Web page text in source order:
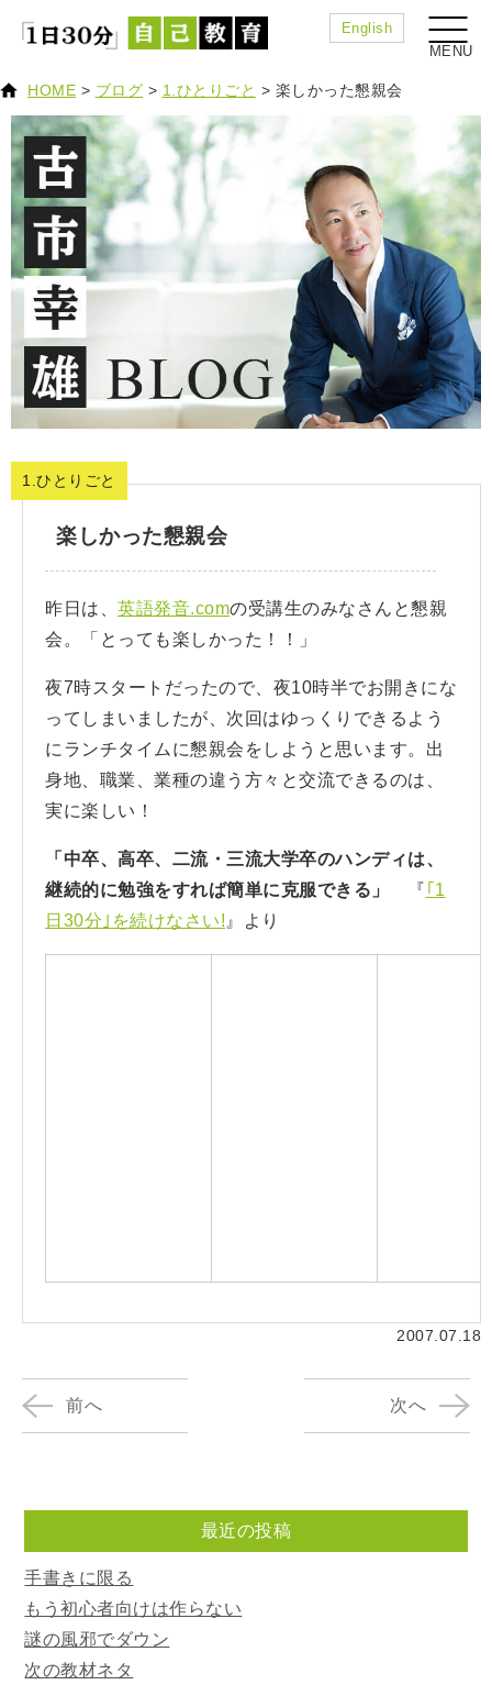
English
HOME > ブログ > 1.ひとりごと > 楽しかった懇親会
1.ひとりごと
楽しかった懇親会
昨日は、 英語発音.comの受講生のみなさんと懇親
会。「とっても楽しかった！！」
夜7時スタートだったので、夜10時半でお開きにな
ってしまいましたが、次回はゆっくりできるよう
にランチタイムに懇親会をしようと思います。出
身地、職業、業種の違う方々と交流できるのは、
実に楽しい！
「中卒、高卒、二流・三流大学卒のハンディは、
継続的に勉強をすれば簡単に克服できる」
『 ｢1
日30分｣を続けなさい! 』より
2007.07.18
前へ 次へ
最近の投稿
手書きに限る
もう初心者向けは作らない
謎の風邪でダウン
次の教材ネタ